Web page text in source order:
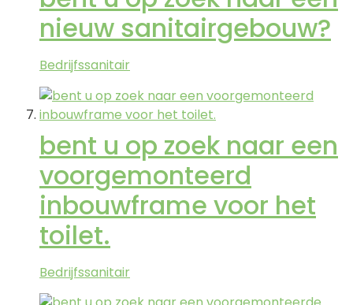
nieuw sanitairgebouw?
Bedrijfssanitair
bent u op zoek naar een
voorgemonteerd
inbouwframe voor het
toilet.
Bedrijfssanitair